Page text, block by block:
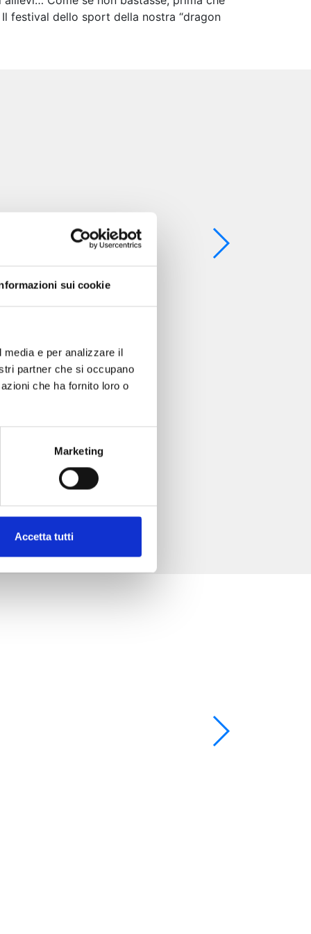
sui cookie
e per analizzare il
partner che si occupano
che ha fornito loro o
Marketing
Accetta tutti
festival dello sport della nostra “dragon